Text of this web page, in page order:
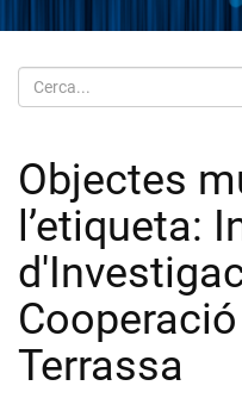
Cerca
Objectes
l’etiqueta:
Terrassa